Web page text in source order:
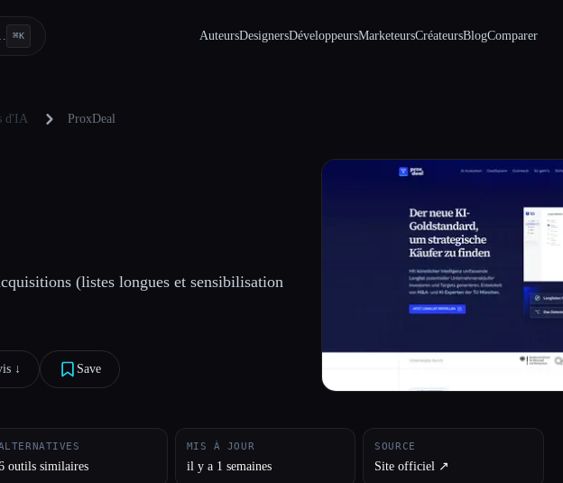
⌘K AuteursDesignersDéveloppeursMarketeursCréateursBlogComparer
d'IA ProxDeal
(listes longues et sensibilisation
↓︎ Save
outils similaires
MIS À JOUR
il y a 1 semaines
SOURCE
Site officiel ↗︎